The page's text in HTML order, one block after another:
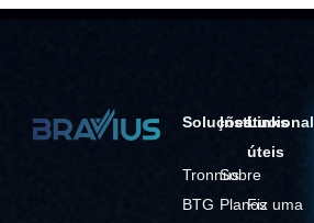
Soluções
Tronnus
BTG
Institucional
Sobre
Planos
Links
úteis
Fiz uma